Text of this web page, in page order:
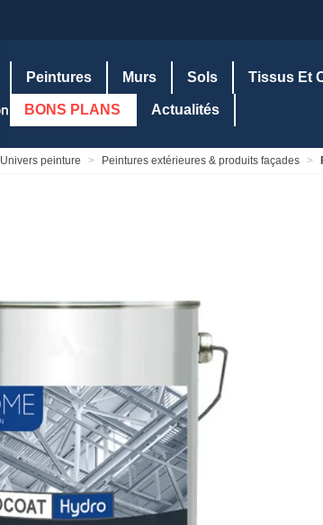
Peintures Murs Sols Tissus Et
BONS PLANS Actualités
Univers peinture > Peintures extérieures & produits façades >